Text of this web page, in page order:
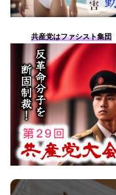
共産党はファシスト集団